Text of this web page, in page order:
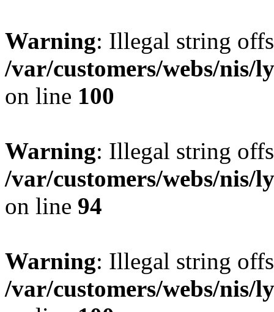
Warning: Illegal string
/var/customers/webs/
on line 100
Warning: Illegal string
/var/customers/webs/
on line 94
Warning: Illegal string
/var/customers/webs/